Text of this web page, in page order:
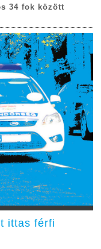
34 fok között
ittas férfi